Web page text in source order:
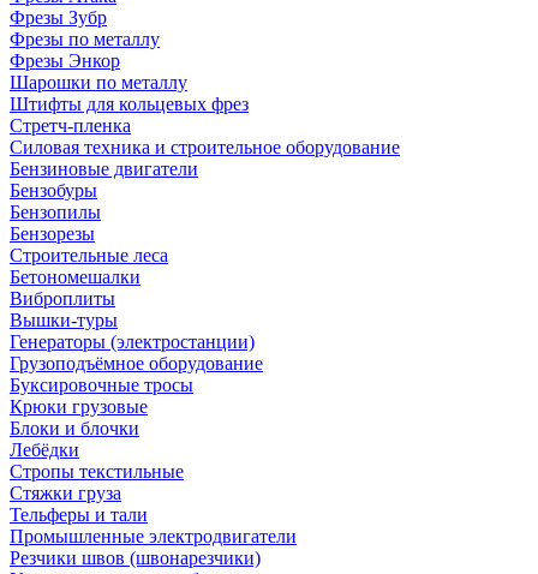
Фрезы Зубр
Фрезы по металлу
Фрезы Энкор
Шарошки по металлу
Штифты для кольцевых фрез
Стретч-пленка
Силовая техника и строительное оборудование
Бензиновые двигатели
Бензобуры
Бензопилы
Бензорезы
Строительные леса
Бетономешалки
Виброплиты
Вышки-туры
Генераторы (электростанции)
Грузоподъёмное оборудование
Буксировочные тросы
Крюки грузовые
Блоки и блочки
Лебёдки
Стропы текстильные
Стяжки груза
Тельферы и тали
Промышленные электродвигатели
Резчики швов (швонарезчики)